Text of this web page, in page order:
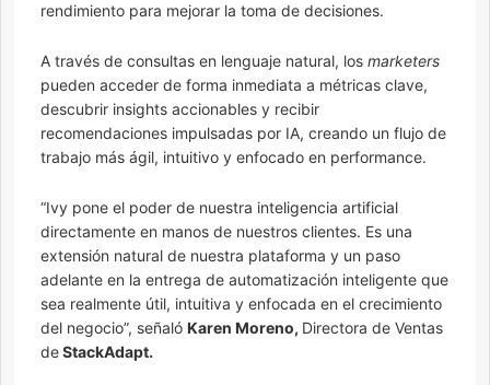
rendimiento para mejorar la toma de decisiones.
A través de consultas en lenguaje natural, los marketers
pueden acceder de forma inmediata a métricas clave,
descubrir insights accionables y recibir
recomendaciones impulsadas por IA, creando un flujo de
trabajo más ágil, intuitivo y enfocado en performance.
“Ivy pone el poder de nuestra inteligencia artificial
directamente en manos de nuestros clientes. Es una
extensión natural de nuestra plataforma y un paso
adelante en la entrega de automatización inteligente que
sea realmente útil, intuitiva y enfocada en el crecimiento
del negocio”, señaló Karen Moreno, Directora de Ventas
deStackAdapt.